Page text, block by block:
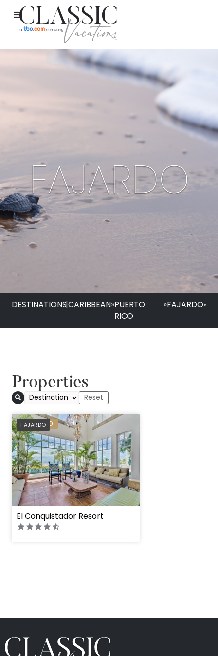
FAJARDO
DESTINATIONS|CARIBBEAN»PUERTO
RICO
»FAJARDO•
Properties
FAJARDO
PREFERRED
El Conquistador Resort